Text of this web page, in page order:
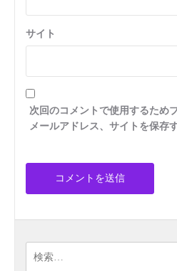
サイト
次回のコメントで使用するため
メールアドレス、サイトを保存す
索: